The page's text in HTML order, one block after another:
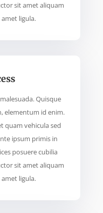
sit amet aliquam
ligula.
Quisque
elementum id enim.
quam vehicula sed
ipsum primis in
posuere cubilia
sit amet aliquam
ligula.